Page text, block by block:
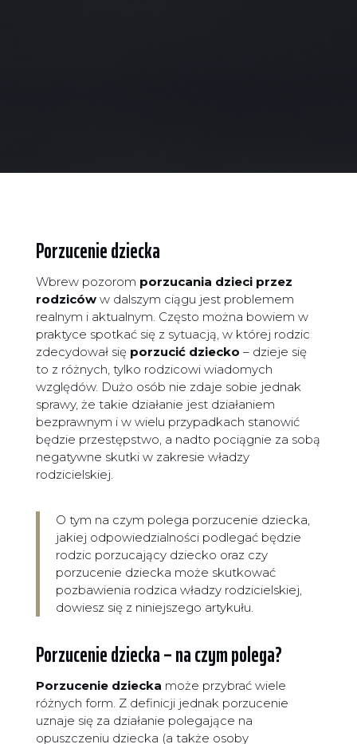
Porzucenie dziecka
Wbrew pozorom porzucania dzieci przez
rodzicóww dalszym ciągu jest problemem
realnym i aktualnym. Często można bowiem w
praktyce spotkać się z sytuacją, w której rodzic
zdecydował się porzucić dziecko – dzieje się
to z różnych, tylko rodzicowi wiadomych
względów. Dużo osób nie zdaje sobie jednak
sprawy, że takie działanie jest działaniem
bezprawnym i w wielu przypadkach stanowić
będzie przestępstwo, a nadto pociągnie za sobą
negatywne skutki w zakresie władzy
rodzicielskiej.
O tym na czym polega porzucenie dziecka,
jakiej odpowiedzialności podlegać będzie
rodzic porzucający dziecko oraz czy
porzucenie dziecka może skutkować
pozbawienia rodzica władzy rodzicielskiej,
dowiesz się z niniejszego artykułu.
Porzucenie dziecka – na czym polega?
Porzucenie dziecka może przybrać wiele
różnych form. Z definicji jednak porzucenie
uznaje się za działanie polegające na
opuszczeniu dziecka (a także osoby